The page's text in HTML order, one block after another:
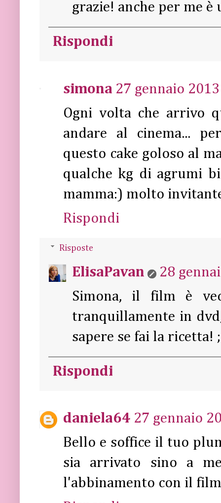
grazie! anche per me
Rispondi
simona 27 gennaio
Ogni volta che arrivo
andare al cinema...
questo cake goloso al
qualche kg di agrumi
mamma:) molto
Rispondi
Risposte
ElisaPavan
28
Simona, il film è
tranquillamente in
sapere se fai la ricetta!
Rispondi
daniela64 27 gennaio
Bello e soffice il tuo
sia arrivato sino a
l'abbinamento con il